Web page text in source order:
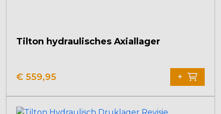
Tilton hydraulisches Axiallager
€ 559,95 +